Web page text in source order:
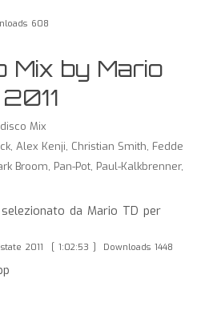
608
Mix by Mario
Mix
, Alex Kenji, Christian Smith, Fedde
Broom, Pan-Pot, Paul-Kalkbrenner,
da Mario TD per
2011 [ 1:02:53 ] Downloads 1448